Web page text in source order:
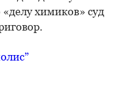
химиков» суд